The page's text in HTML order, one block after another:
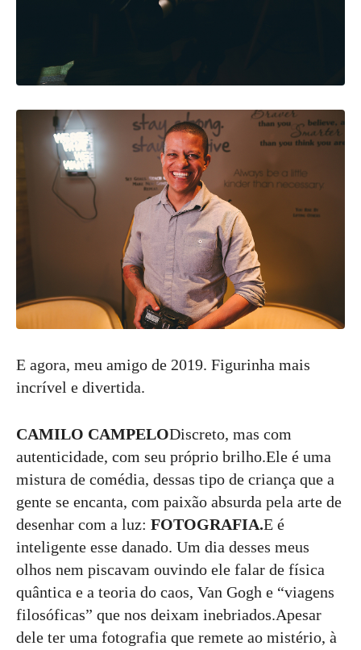
E agora, meu amigo de 2019. Figurinha mais
incrível e divertida.
CAMILO CAMPELODiscreto, mas com
autenticidade, com seu próprio brilho.Ele é uma
mistura de comédia, dessas tipo de criança que a
gente se encanta, com paixão absurda pela arte de
desenhar com a luz: FOTOGRAFIA.E é
inteligente esse danado. Um dia desses meus
olhos nem piscavam ouvindo ele falar de física
quântica e a teoria do caos, Van Gogh e “viagens
filosóficas” que nos deixam inebriados.Apesar
dele ter uma fotografia que remete ao mistério, à